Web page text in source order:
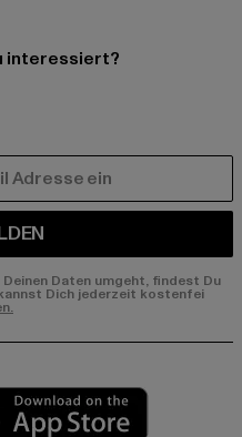
interessiert?
Daten umgeht, findest Du
Dich jederzeit kostenfei